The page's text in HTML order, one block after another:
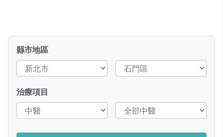
縣市地區
治療項目